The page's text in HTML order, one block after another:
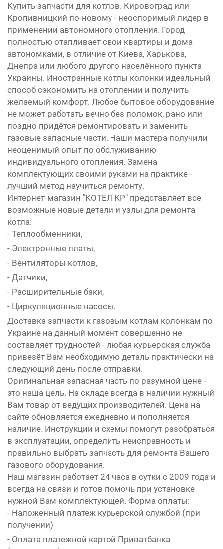
Купить запчасти для котлов. Кировоград или
Кропивницкий по-новому - неоспоримый лидер в
применении автономного отопления. Город
полностью отапливает свои квартиры и дома
автономками, в отличие от Киева, Харькова,
Днепра или любого другого населённого пункта
Украины. Иностранные котлы колонки идеальный
способ сэкономить на отоплении и получить
желаемый комфорт. Любое бытовое оборудование
не может работать вечно без поломок, рано или
поздно придётся ремонтировать и заменить
газовые запасные части. Наши мастера получили
неоценимый опыт по обслуживанию
индивидуального отопления. Замена
комплектующих своими руками на практике -
лучший метод научиться ремонту.
Интернет-магазин "КОТЕЛ КР" представляет все
возможные новые детали и узлы для ремонта
котла:
- Теплообменники,
- Электронные платы,
- Вентиляторы котлов,
- Датчики,
- Расширительные баки,
- Циркуляционные насосы.
Доставка запчасти к газовым котлам колонкам по
Украине на данный момент совершенно не
составляет трудностей - любая курьерская служба
привезёт Вам необходимую деталь практически на
следующий день после отправки.
Оригинальная запасная часть по разумной цене -
это наша цель. На складе всегда в наличии нужный
Вам товар от ведущих производителей. Цена на
сайте обновляется ежедневно и пополняется
наличие. Инструкции и схемы помогут разобраться
в эксплуатации, определить неисправность и
правильно выбрать запчасть для ремонта Вашего
газового оборудования.
Наш магазин работает 24 часа в сутки с 2009 года и
всегда на связи и готов помочь при установке
нужной Вам комплектующей. Форма оплаты:
- Наложенный платеж курьерской службой (при
получении)
- Оплата платежной картой Приватбанка